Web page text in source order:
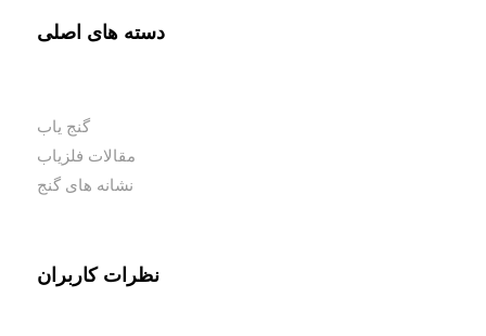
دسته های اصلی
گنج یاب
مقالات فلزیاب
نشانه های گنج
نظرات کاربران